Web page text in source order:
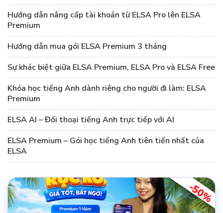
Hướng dẫn nâng cấp tài khoản từ ELSA Pro lên ELSA
Premium
Hướng dẫn mua gói ELSA Premium 3 tháng
Sự khác biệt giữa ELSA Premium, ELSA Pro và ELSA Free
Khóa học tiếng Anh dành riêng cho người đi làm: ELSA
Premium
ELSA AI – Đối thoại tiếng Anh trực tiếp với AI
ELSA Premium – Gói học tiếng Anh tiên tiến nhất của
ELSA
-50%